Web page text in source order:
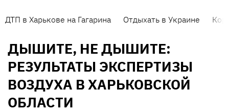
ДТП в Харькове на Гагарина Отдыхать в Украине
ДЫШИТЕ, НЕ ДЫШИТЕ:
РЕЗУЛЬТАТЫ ЭКСПЕРТИЗЫ
ВОЗДУХА В ХАРЬКОВСКОЙ
ОБЛАСТИ